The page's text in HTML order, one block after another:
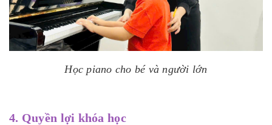
Học piano cho bé và người lớn
4. Quyền lợi khóa học